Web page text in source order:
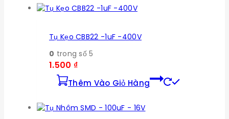
Tụ Kẹo CBB22 -1uF -400V
0 trong số 5
1.500 ₫
Thêm Vào Giỏ Hàng